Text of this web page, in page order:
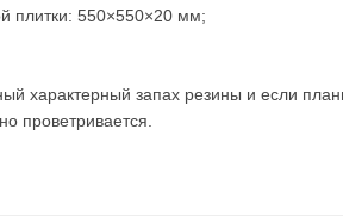
плитки: 550×550×20 мм;
характерный запах резины и если
проветривается.